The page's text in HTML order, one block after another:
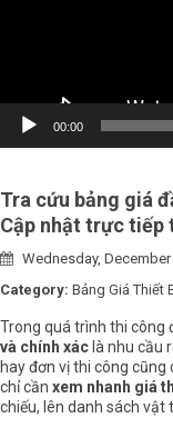
00:00
Tra cứu bảng giá
Cập nhật trực tiếp
Wednesday, December
Category: Bảng Giá Thiết
Trong quá trình thi công
và chính xác là nhu cầu
hay đơn vị thi công
chỉ cần xem nhanh giá
chiếu, lên danh sách vật